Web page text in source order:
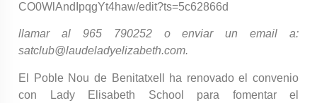
CO0WlAndIpqgYt4haw/edit?ts=5c62866d
llamar al 965 790252 o enviar un email a:
satclub@laudeladyelizabeth.com.
El Poble Nou de Benitatxell ha renovado el convenio
con Lady Elisabeth School para fomentar el